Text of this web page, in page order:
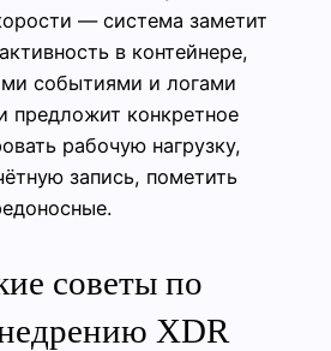
— система заметит
в контейнере,
событиями и логами
предложит конкретное
рабочую нагрузку,
запись, пометить
советы по
XDR